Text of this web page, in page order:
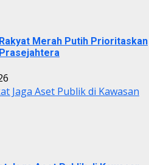
Merah Putih Prioritaskan
Jaga Aset Publik di Kawasan